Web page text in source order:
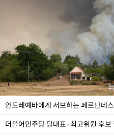
안드레예바에게 서브하는 페르난데스